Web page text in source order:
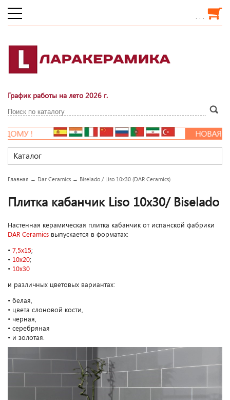
. . .
График работы на лето 2026 г.
НОВАЯ РАСПРОДАЖА!!!
Каталог
Главная → Dar Ceramics → Biselado / Liso 10x30 (DAR Ceramics)
Плитка кабанчик Liso 10х30/ Biselado
Настенная керамическая плитка кабанчик от испанской фабрики
DAR Ceramics выпускается в форматах:
• 7,5x15;
• 10x20;
• 10х30
и различных цветовых вариантах:
• белая,
• цвета слоновой кости,
• черная,
• серебряная
• и золотая.